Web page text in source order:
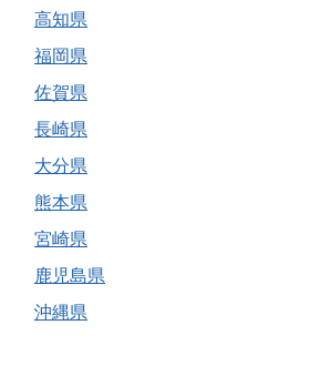
高知県
福岡県
佐賀県
長崎県
大分県
熊本県
宮崎県
鹿児島県
沖縄県